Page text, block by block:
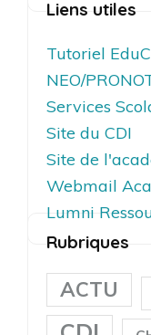
Liens utiles
Tutoriel
NEO/
Services
Site du CDI
Site de
Webmail
Lumni
Rubriques
ACTU